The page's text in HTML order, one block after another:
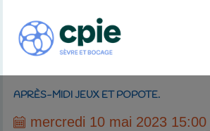
APRÈS-MIDI JEUX ET POPOTE.
mercredi 10 mai 2023